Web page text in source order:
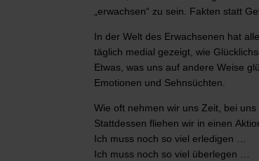
„erwachsen“ zu sein. Fakten statt
In der Welt des Erwachsenen hat
täglich medial gezeigt, wie
Etwas, was uns auf andere Weise
Emotionen und Sehnsüchten.
Wie oft nehmen wir uns Zeit, bei
Stattdessen fliehen wir in einen
Ich muss noch so viel erledigen …
Ich muss noch so viel überlegen …